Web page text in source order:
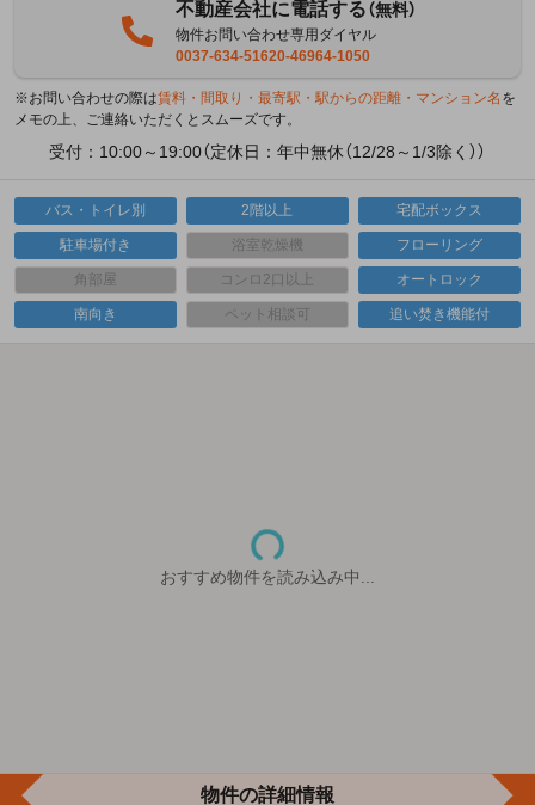
不動産会社に電話する（無料）
物件お問い合わせ専用ダイヤル
0037-634-51620-46964-1050
※お問い合わせの際は賃料・間取り・最寄駅・駅からの距離・マンション名 を
メモの上、ご連絡いただくとスムーズです。
受付：10:00～19:00（定休日：年中無休（12/28～1/3除く））
バス・トイレ別 2階以上 宅配ボックス
駐車場付き 浴室乾燥機 フローリング
角部屋 コンロ2口以上 オートロック
南向き ペット相談可 追い焚き機能付
おすすめ物件を読み込み中...
物件の詳細情報